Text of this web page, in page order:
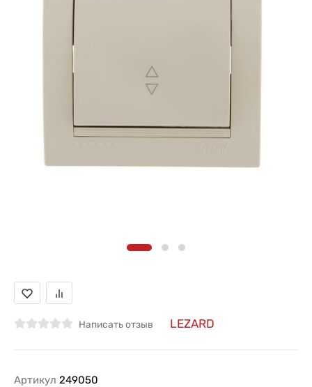
Написать отзыв LEZARD
Артикул 249050